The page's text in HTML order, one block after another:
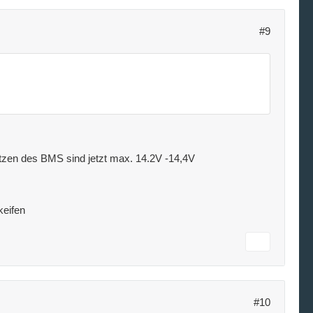
#9
des BMS sind jetzt max. 14.2V -14,4V
#10